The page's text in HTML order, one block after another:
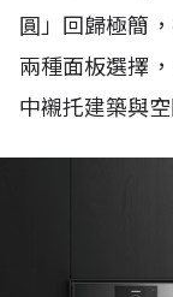
圓」回歸極簡
兩種面板選擇
中襯托建築與空